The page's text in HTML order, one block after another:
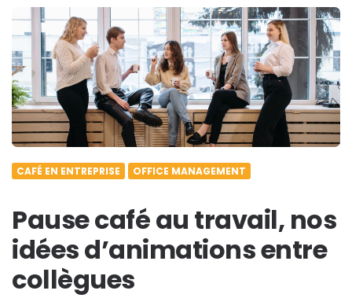
CAFÉ EN ENTREPRISE OFFICE MANAGEMENT
Pause café au travail, nos
idées d’animations entre
collègues